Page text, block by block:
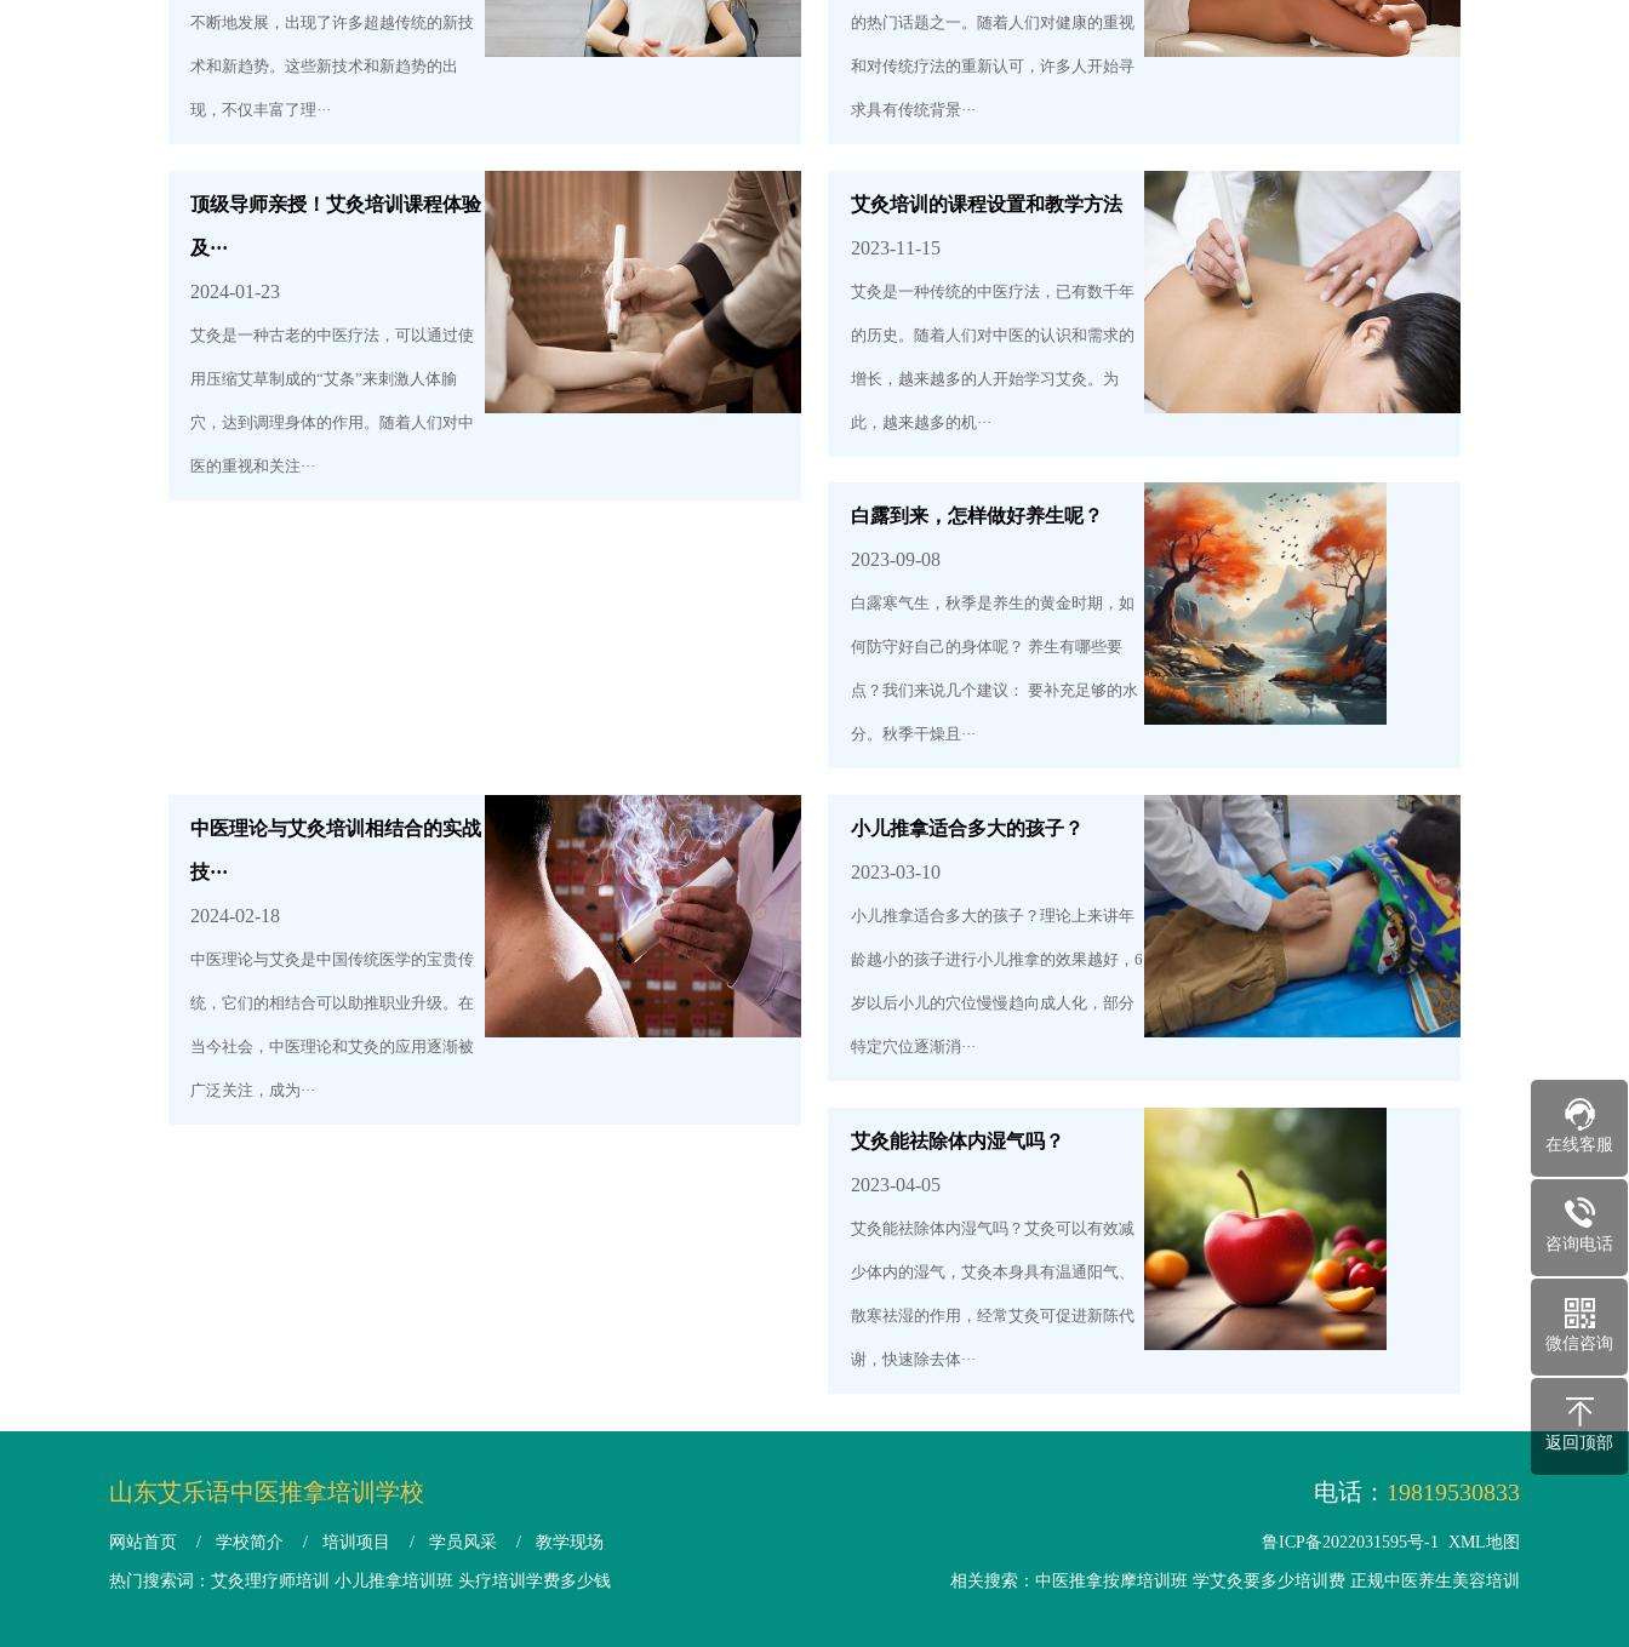
不断地发展，出现了许多超越传统的新技
术和新趋势。这些新技术和新趋势的出
现，不仅丰富了理···
的热门话题之一。随着人们对健康的重视
和对传统疗法的重新认可，许多人开始寻
求具有传统背景···
顶级导师亲授！艾灸培训课程体验
及···
2024-01-23
艾灸是一种古老的中医疗法，可以通过使
用压缩艾草制成的“艾条”来刺激人体腧
穴，达到调理身体的作用。随着人们对中
医的重视和关注···
艾灸培训的课程设置和教学方法
2023-11-15
艾灸是一种传统的中医疗法，已有数千年
的历史。随着人们对中医的认识和需求的
增长，越来越多的人开始学习艾灸。为
此，越来越多的机···
白露到来，怎样做好养生呢？
2023-09-08
白露寒气生，秋季是养生的黄金时期，如
何防守好自己的身体呢？ 养生有哪些要
点？我们来说几个建议： 要补充足够的水
分。秋季干燥且···
中医理论与艾灸培训相结合的实战
技···
2024-02-18
中医理论与艾灸是中国传统医学的宝贵传
统，它们的相结合可以助推职业升级。在
当今社会，中医理论和艾灸的应用逐渐被
广泛关注，成为···
小儿推拿适合多大的孩子？
2023-03-10
小儿推拿适合多大的孩子？理论上来讲年
龄越小的孩子进行小儿推拿的效果越好，6
岁以后小儿的穴位慢慢趋向成人化，部分
特定穴位逐渐消···
艾灸能祛除体内湿气吗？
2023-04-05
艾灸能祛除体内湿气吗？艾灸可以有效减
少体内的湿气，艾灸本身具有温通阳气、
散寒祛湿的作用，经常艾灸可促进新陈代
谢，快速除去体···
山东艾乐语中医推拿培训学校
网站首页 / 学校简介 / 培训项目 / 学员风采 / 教学现场
热门搜索词：艾灸理疗师培训 小儿推拿培训班 头疗培训学费多少钱
电话： 19819530833
鲁ICP备2022031595号-1 XML地图
相关搜索：中医推拿按摩培训班 学艾灸要多少培训费 正规中医养生美容培训
在线客服
咨询电话
微信咨询
返回顶部